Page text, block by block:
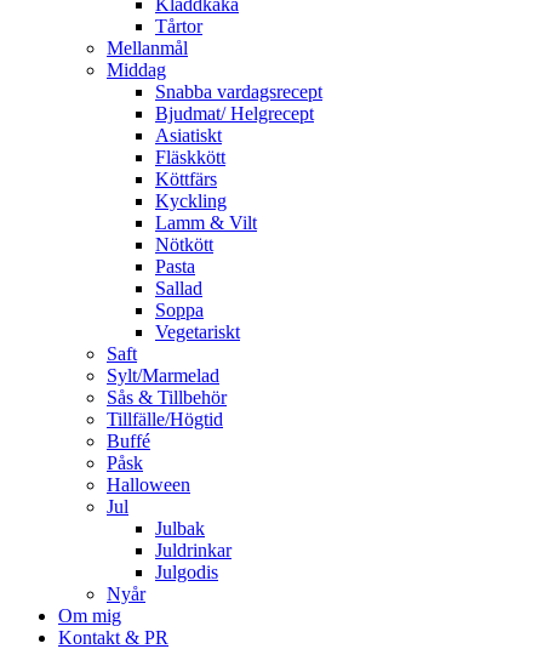
Kladdkaka
Tårtor
Mellanmål
Middag
Snabba vardagsrecept
Bjudmat/ Helgrecept
Asiatiskt
Fläskkött
Köttfärs
Kyckling
Lamm & Vilt
Nötkött
Pasta
Sallad
Soppa
Vegetariskt
Saft
Sylt/Marmelad
Sås & Tillbehör
Tillfälle/Högtid
Buffé
Påsk
Halloween
Jul
Julbak
Juldrinkar
Julgodis
Nyår
Om mig
Kontakt & PR